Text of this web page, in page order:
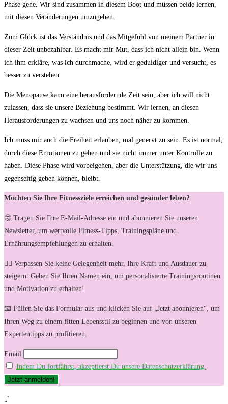
Phase gehe. Wir sind zusammen ⁣in​ diesem Boot und müssen beide ⁤lernen,
mit diesen Veränderungen umzugehen.
Zum Glück ist das Verständnis und das ⁢Mitgefühl von meinem Partner ‍in
dieser Zeit unbezahlbar. Es macht⁢ mir⁢ Mut, dass ich nicht​ allein‍ bin. Wenn
ich ⁣ihm erkläre, was ich durchmache, wird er ‌geduldiger und versucht,​ es
besser zu verstehen.
Die‍ Menopause⁣ kann eine⁤ herausfordernde Zeit sein, aber ich will nicht
‌zulassen, ‌dass sie unsere Beziehung bestimmt. Wir lernen, ​an diesen
Herausforderungen zu wachsen​ und uns noch​ näher zu kommen.
Ich muss ⁤mir auch die Freiheit erlauben, mal genervt zu sein. Es ist‍ normal,
⁢durch diese Emotionen zu gehen und sie nicht immer unter Kontrolle zu
haben. Diese Phase wird vorbeigehen, aber die Unterstützung, die wir uns
gegenseitig geben können, bleibt.
Möchten Sie Ihre Fitnessziele erreichen und gesünder leben?
🤔 Tragen Sie Ihre E-Mail-Adresse ein und abonnieren Sie unseren
Newsletter, um wertvolle Fitness-Tipps, Trainingspläne und
Ernährungsempfehlungen zu erhalten.
🏋️‍♀️ Verpassen Sie keine Gelegenheit mehr, Ihre Kraft und Ausdauer zu
steigern. Geben Sie Ihren Namen ein, um personalisierte Trainingsroutinen
und Motivation zu erhalten!
📧 Füllen Sie das Formular aus und klicken Sie auf „Jetzt abonnieren“, um
Ihren Weg zu einem fitten Lebensstil zu beginnen und von unseren
Expertentipps zu profitieren.
Email
Indem Du fortfährst, akzeptierst Du unsere Datenschutzerklärung.
„`